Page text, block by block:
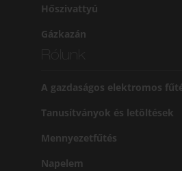
Hőszivattyú
Gázkazán
A gazdaságos elektromos
Tanusítványok és letöltések
Mennyezetfűtés
Napelem